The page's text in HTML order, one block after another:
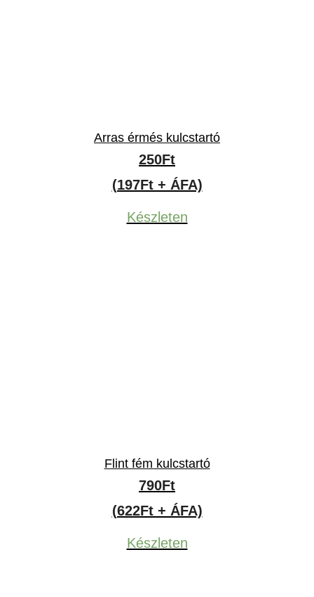
Arras érmés kulcstartó
250Ft
(197Ft + ÁFA)
Készleten
Flint fém kulcstartó
790Ft
(622Ft + ÁFA)
Készleten